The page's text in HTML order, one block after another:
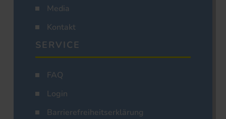
Media
Kontakt
SERVICE
FAQ
Login
Barrierefreiheitserklärung